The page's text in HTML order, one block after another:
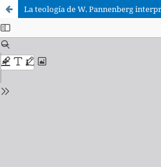
La teología de W. Pannenberg